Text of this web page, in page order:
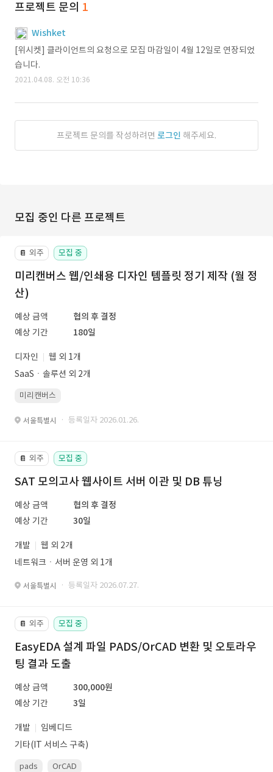
프로젝트 문의 1
Wishket
[위시켓] 클라이언트의 요청으로 모집 마감일이 4월 12일로 연장되었
습니다.
2021.04.08. 오전 10:36
프로젝트 문의를 작성하려면 로그인 해주세요.
모집 중인 다른 프로젝트
📔 외주 모집 중
미리캔버스 웹/인쇄용 디자인 템플릿 정기 제작 (월 정
산)
예상 금액
협의 후 결정
예상 기간
180일
디자인
웹 외 1개
SaaSㆍ솔루션 외 2개
미리캔버스
서울특별시 · 등록일자 2026.01.26.
📔 외주 모집 중
SAT 모의고사 웹사이트 서버 이관 및 DB 튜닝
예상 금액
협의 후 결정
예상 기간
30일
개발
웹 외 2개
네트워크ㆍ서버 운영 외 1개
서울특별시 · 등록일자 2026.07.27.
📔 외주 모집 중
EasyEDA 설계 파일 PADS/OrCAD 변환 및 오토라우
팅 결과 도출
예상 금액
300,000원
예상 기간
3일
개발
임베디드
기타(IT 서비스 구축)
pads OrCAD